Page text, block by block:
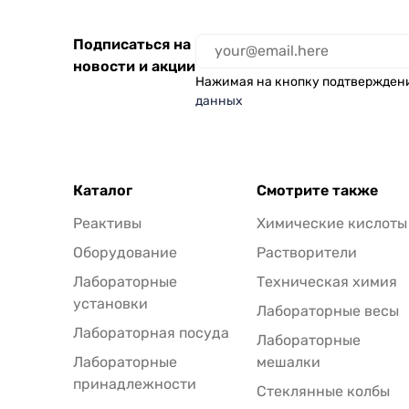
Подписаться на
новости и акции
Нажимая на кнопку
данных
Каталог
Реактивы
Оборудование
Лабораторные
установки
Лабораторная посуда
Лабораторные
принадлежности
Смотрите также
Химические кислоты
Растворители
Техническая химия
Лабораторные весы
Лабораторные
мешалки
Стеклянные колбы